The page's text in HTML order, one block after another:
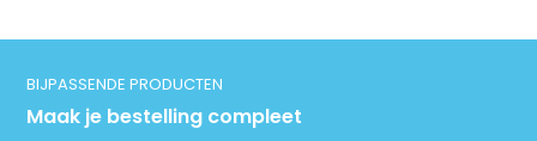
BIJPASSENDE PRODUCTEN
Maak je bestelling compleet